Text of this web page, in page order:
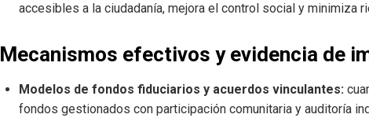
accesibles a la ciudadanía, mejora el control social y minimiza
Mecanismos efectivos y evidencia de
Modelos de fondos fiduciarios y acuerdos vinculantes:
fondos gestionados con participación comunitaria y auditoría